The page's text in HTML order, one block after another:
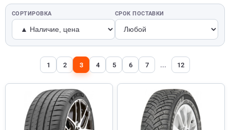
СОРТИРОВКА СРОК ПОСТАВКИ
1 2 3 4 5 6 7 ... 12